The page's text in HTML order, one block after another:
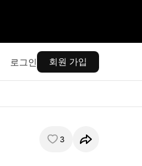
로그인 회원 가입
3